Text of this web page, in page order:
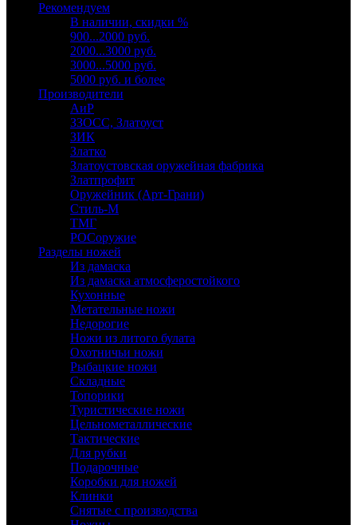
Рекомендуем
В наличии, скидки %
900...2000 руб.
2000...3000 руб.
3000...5000 руб.
5000 руб. и более
Производители
АиР
ЗЗОСС, Златоуст
ЗИК
Златко
Златоустовская оружейная фабрика
Златпрофит
Оружейник (Арт-Грани)
Стиль-М
ТМГ
РОСоружие
Разделы ножей
Из дамаска
Из дамаска атмосферостойкого
Кухонные
Метательные ножи
Недорогие
Ножи из литого булата
Охотничьи ножи
Рыбацкие ножи
Складные
Топорики
Туристические ножи
Цельнометаллические
Тактические
Для рубки
Подарочные
Коробки для ножей
Клинки
Снятые с производства